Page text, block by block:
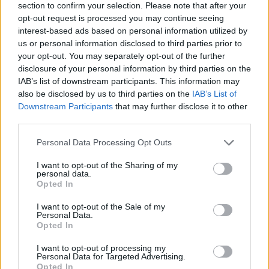
section to confirm your selection. Please note that after your
opt-out request is processed you may continue seeing
interest-based ads based on personal information utilized by
us or personal information disclosed to third parties prior to
your opt-out. You may separately opt-out of the further
disclosure of your personal information by third parties on the
IAB’s list of downstream participants. This information may
also be disclosed by us to third parties on the IAB’s List of
Downstream Participants that may further disclose it to other
Personal Data Processing Opt Outs
I want to opt-out of the Sharing of my
personal data.
Opted In
I want to opt-out of the Sale of my
Personal Data.
Opted In
I want to opt-out of processing my
Personal Data for Targeted Advertising.
Opted In
Kada njome pređete i preko pločica, one će zablistati kao
nove.
A novo kupatilo uopste nemam, plocice su stare vec dobrih
20 godina, ali posle ovoga sijaju kao nove!
Fotografija: tj
U toaletu koristim i prašak za pecivo za kamenac – sipam
ga, ostavim preko noći i onda samo isperem i mirna sam.
Klaudia G.
Protiv mirisa iz odvoda, ovo je jedinica
Fotografija: tj
Pošto mi je hemija bukvalno pojela kadu pod tušem, više je